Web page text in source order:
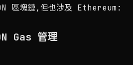
區塊鏈,但也涉及 Ethereum:
Gas 管理